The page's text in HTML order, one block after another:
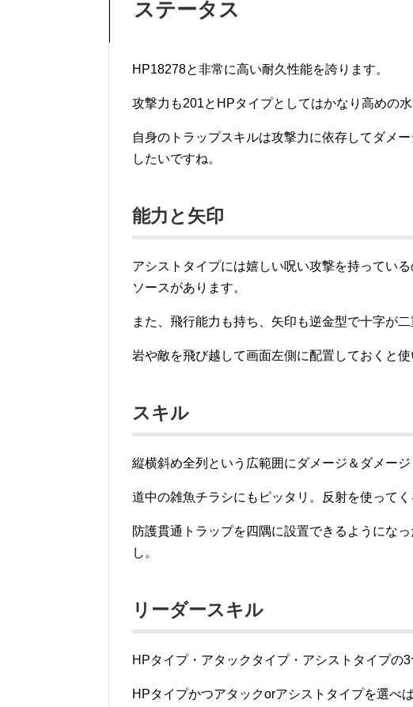
ステータス
HP18278と非常に高い耐久性能を誇ります。
攻撃力も201とHPタイプとしてはかなり高めの水
自身のトラップスキルは攻撃力に依存してダメ
したいですね。
能力と矢印
アシストタイプには嬉しい呪い攻撃を持ってい
ソースがあります。
また、飛行能力も持ち、矢印も逆金型で十字が二
岩や敵を飛び越して画面左側に配置しておくと使
スキル
縦横斜め全列という広範囲にダメージ＆ダメージ
道中の雑魚チラシにもピッタリ。反射を使ってく
防護貫通トラップを四隅に設置できるようにな
し。
リーダースキル
HPタイプ・アタックタイプ・アシストタイプの
HPタイプかつアタックorアシストタイプを選べ